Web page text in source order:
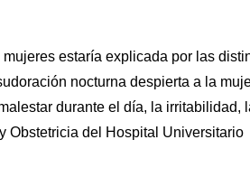
estaría explicada por las
nocturna despierta a la
durante el día, la irritabilidad,
Obstetricia del Hospital Universitario